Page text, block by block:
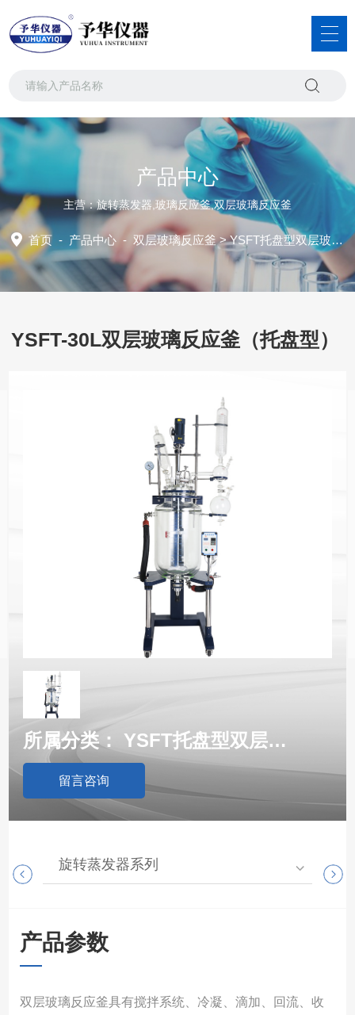
产品中心
主营：旋转蒸发器,玻璃反应釜,双层玻璃反应釜
首页 - 产品中心 -双层玻璃反应釜>YSFT托盘型双层玻璃反应釜
YSFT-30L双层玻璃反应釜（托盘型）
所属分类： YSFT托盘型双层玻璃反应釜
留言咨询
旋转蒸发器系列 高
产品参数
双层玻璃反应釜具有搅拌系统、冷凝、滴加、回流、收